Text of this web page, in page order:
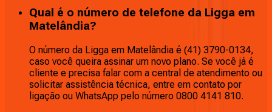
Qual é o número de telefone da Ligga em
Matelândia?
O número da Ligga em Matelândia é (41) 3790-0134,
caso você queira assinar um novo plano. Se você já é
cliente e precisa falar com a central de atendimento ou
solicitar assistência técnica, entre em contato por
ligação ou WhatsApp pelo número 0800 4141 810.